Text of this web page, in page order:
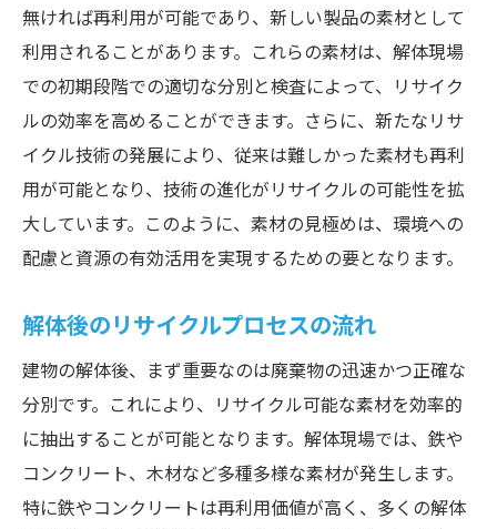
無ければ再利用が可能であり、新しい製品の素材として
利用されることがあります。これらの素材は、解体現場
での初期段階での適切な分別と検査によって、リサイク
ルの効率を高めることができます。さらに、新たなリサ
イクル技術の発展により、従来は難しかった素材も再利
用が可能となり、技術の進化がリサイクルの可能性を拡
大しています。このように、素材の見極めは、環境への
配慮と資源の有効活用を実現するための要となります。
解体後のリサイクルプロセスの流れ
建物の解体後、まず重要なのは廃棄物の迅速かつ正確な
分別です。これにより、リサイクル可能な素材を効率的
に抽出することが可能となります。解体現場では、鉄や
コンクリート、木材など多種多様な素材が発生します。
特に鉄やコンクリートは再利用価値が高く、多くの解体